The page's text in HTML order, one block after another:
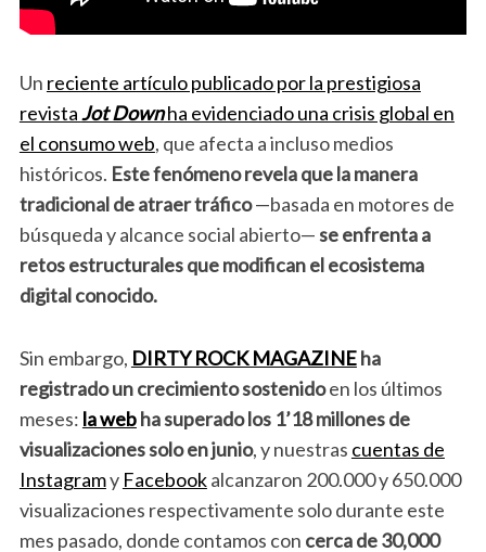
Un reciente artículo publicado por la prestigiosa
revistaJot Downha evidenciado una crisis global en
el consumo web, que afecta a incluso medios
históricos. Este fenómeno revela que la manera
tradicional de atraer tráfico—basada en motores de
búsqueda y alcance social abierto—se enfrenta a
retos estructurales que modifican el ecosistema
digital conocido.
Sin embargo, DIRTY ROCK MAGAZINEha
registrado un crecimiento sostenidoen los últimos
meses: la webha superado los 1’18 millones de
visualizaciones solo en junio, y nuestras cuentas de
Instagramy Facebookalcanzaron 200.000 y 650.000
visualizaciones respectivamente solo durante este
mes pasado, donde contamos con cerca de 30,000